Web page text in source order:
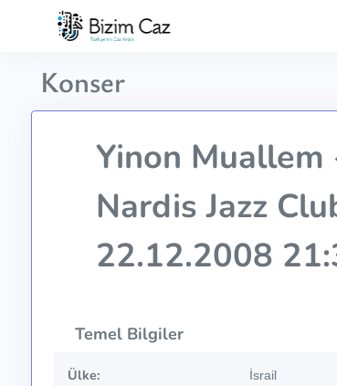
Konser
Yinon Muallem
Nardis Jazz
22.12.2008
Temel Bilgiler
Ülke: İsrail